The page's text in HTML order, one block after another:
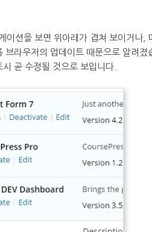
이션을 보면 위아래가 겹쳐 보이거나,
라우저의 업데이트 때문으로 알려
곧 수정될 것으로 보입니다.